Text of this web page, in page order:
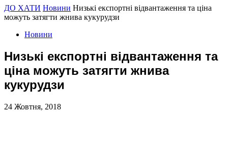
ДО ХАТИ Новини Низькі експортні відвантаження та ціна
можуть затягти жнива кукурудзи
Новини
Низькі експортні відвантаження та
ціна можуть затягти жнива
кукурудзи
24 Жовтня, 2018